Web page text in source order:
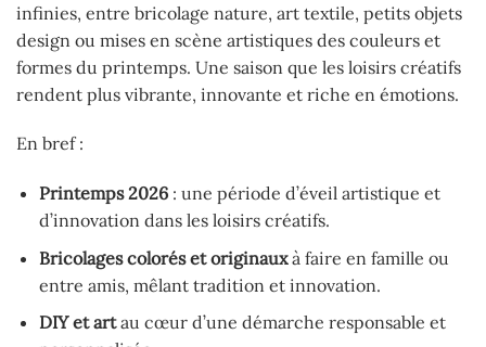
infinies, entre bricolage nature, art textile, petits objets
design ou mises en scène artistiques des couleurs et
formes du printemps. Une saison que les loisirs créatifs
rendent plus vibrante, innovante et riche en émotions.
En bref :
Printemps 2026: une période d’éveil artistique et
d’innovation dans les loisirs créatifs.
Bricolages colorés et originauxà faire en famille ou
entre amis, mêlant tradition et innovation.
DIY et artau cœur d’une démarche responsable et